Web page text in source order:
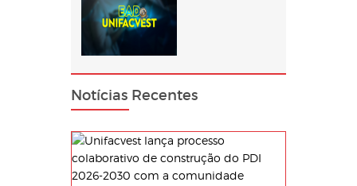
Notícias Recentes